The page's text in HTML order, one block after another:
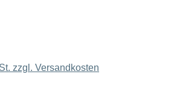
zzgl. Versandkosten